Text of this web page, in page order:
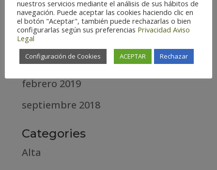
diciembre 2020
abril 2020
marzo 2020
febrero 2019
septiembre 2018
Categories
Alta
nuestros servicios mediante el análisis de sus hábitos de
navegación. Puede aceptar las cookies haciendo clic en
el botón "Aceptar", también puede rechazarlas o bien
configurarlas según sus preferencias Privacidad Aviso
Legal
Configuración de Cookies ACEPTAR Rechazar